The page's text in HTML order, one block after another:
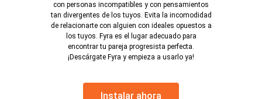
con personas incompatibles y con pensamientos
tan divergentes de los tuyos. Evita la incomodidad
de relacionarte con alguien con ideales opuestos a
los tuyos. Fyra es el lugar adecuado para
encontrar tu pareja progresista perfecta.
¡Descárgate Fyra y empieza a usarlo ya!
Instalar ahora